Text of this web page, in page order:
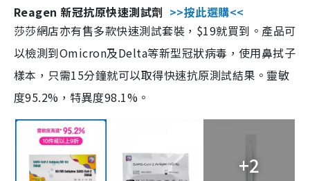
Reagen 新冠抗原快速測試劑 >>按此選購<<
莎莎網店亦有售多款快速測試套裝，$19就買到。產品可
以檢測到Omicron及Delta等新型冠狀病毒，使用鼻拭子
樣本，只需15分鐘就可以取得快速抗原測試結果。靈敏
度95.2%，特異度98.1%。
+2